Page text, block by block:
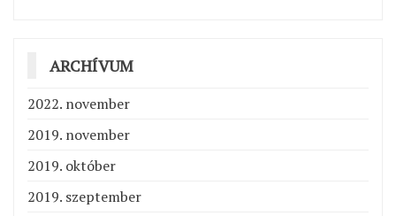
ARCHÍVUM
2022. november
2019. november
2019. október
2019. szeptember